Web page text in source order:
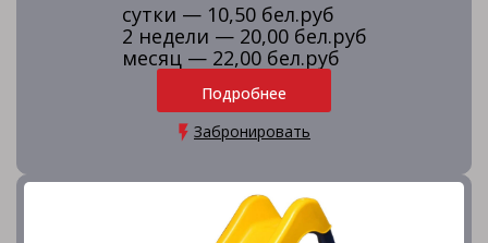
сутки — 10,50 бел.руб
2 недели — 20,00 бел.руб
месяц — 22,00 бел.руб
Подробнее
Забронировать